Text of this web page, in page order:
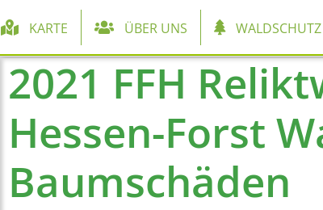
Hauptnavigation
KARTE ÜBER UNS WALDSCHUTZ
2021 FFH
Hessen-Forst
Baumschäden